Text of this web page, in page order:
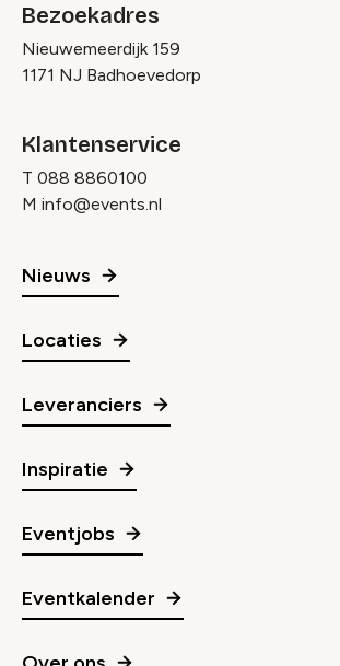
Bezoekadres
Nieuwemeerdijk 159
1171 NJ Badhoevedorp
Klantenservice
T 088 8860100
M info@events.nl
Nieuws
Locaties
Leveranciers
Inspiratie
Eventjobs
Eventkalender